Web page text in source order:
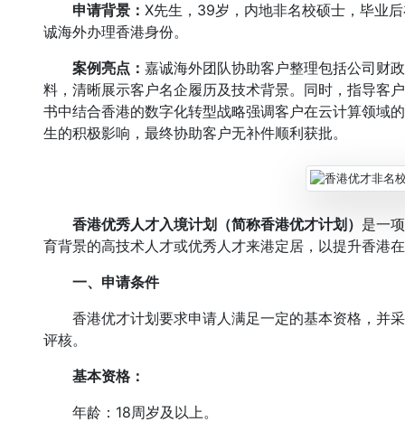
申请背景： X先生，39岁，内地非名校硕士，毕业
诚海外办理香港身份。
案例亮点： 嘉诚海外团队协助客户整理包括公司财
料，清晰展示客户名企履历及技术背景。同时，指导客
书中结合香港的数字化转型战略强调客户在云计算领域
生的积极影响，最终协助客户无补件顺利获批。
香港优秀人才入境计划（简称香港优才计划） 是一
育背景的高技术人才或优秀人才来港定居，以提升香港
一、申请条件
香港优才计划要求申请人满足一定的基本资格，并采
评核。
基本资格：
年龄：18周岁及以上。